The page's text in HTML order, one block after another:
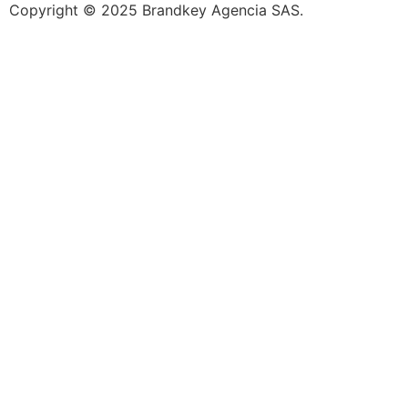
Copyright © 2025 Brandkey Agencia SAS.